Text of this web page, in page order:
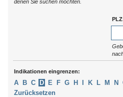
denen Sie suchen möchten.
Indikationen eingrenzen:
A B C D E F G H K L M N
Zurücksetzen